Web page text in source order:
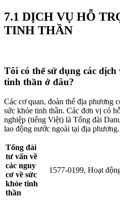
7.1 DỊCH VỤ HỖ
TINH THẦN
Tôi có thể sử dụng các
tinh thần ở đâu?
Các cơ quan, đoàn thể địa phương
sức khỏe tinh thần. Các đơn vị có
nghiệp (tiếng Việt) là Tổng đài
lao động nước ngoài tại địa phương.
Tổng đài
tư vấn về
các nguy
cơ về sức
khỏe tinh
thần
1577-0199, Hoạt